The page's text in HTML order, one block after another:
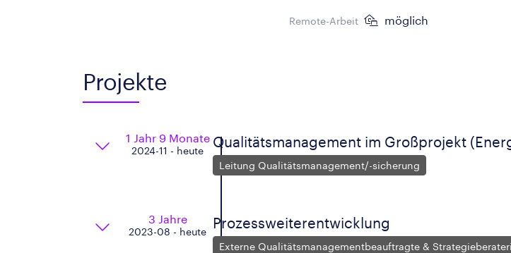
Remote-Arbeit möglich
Projekte
1 Jahr 9 Monate
2024-11 - heute
Qualitätsmanagement im Großprojekt
Leitung Qualitätsmanagement/-sicherung
3 Jahre
2023-08 - heute
Prozessweiterentwicklung
Externe Qualitätsmanagementbeauftragte &